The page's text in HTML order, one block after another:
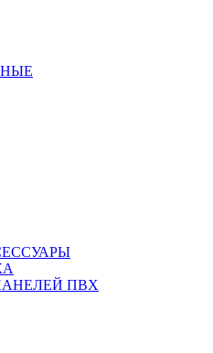
ПВХ